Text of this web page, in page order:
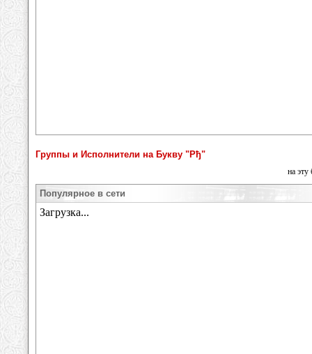
Группы и Исполнители на Букву "Рђ"
на эту
Популярное в сети